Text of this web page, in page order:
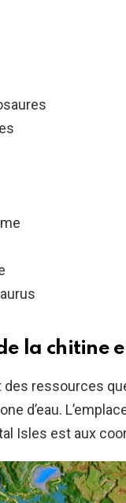
la chitine
des ressources
d’eau.
Isles est aux